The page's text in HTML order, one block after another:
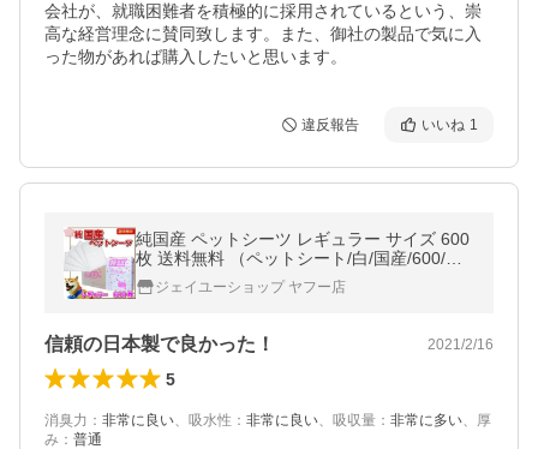
会社が、就職困難者を積極的に採用されているという、崇
高な経営理念に賛同致します。また、御社の製品で気に入
違反報告 いいね 1
純国産 ペットシーツ レギュラー サイズ 600
枚 送料無料 （ペットシート/白/国産/600/ト
イレシート/おしっこ/犬/安い/トイレ）
ジェイユーショップ ヤフー店
信頼の日本製で良かった！ 2021/2/16
5
消臭力 ： 非常に良い、 吸水性 ： 非常に良い、 吸収量 ： 非常に多い、 厚
み ： 普通